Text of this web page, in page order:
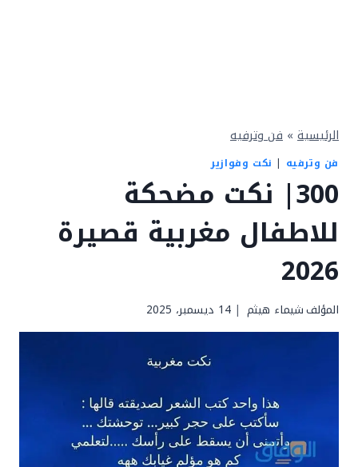
الرئيسية » فن وترفيه
فن وترفيه | نكت وفوازير
300| نكت مضحكة
للاطفال مغربية قصيرة
2026
المؤلفشيماء هيثم 14 ديسمبر، 2025